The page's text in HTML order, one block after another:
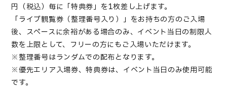
円（税込）毎に「特典券」を1枚差し上げます。
「ライブ観覧券（整理番号入り） 」 をお持ちの方のご入場
後、スペースに余裕がある場合のみ、イベント当日の制限人
数を上限として、フリーの方にもご入場いただけます。
※整理番号はランダムでの配布となります。
※優先エリア入場券、特典券は、イベント当日のみ使用可能
です。